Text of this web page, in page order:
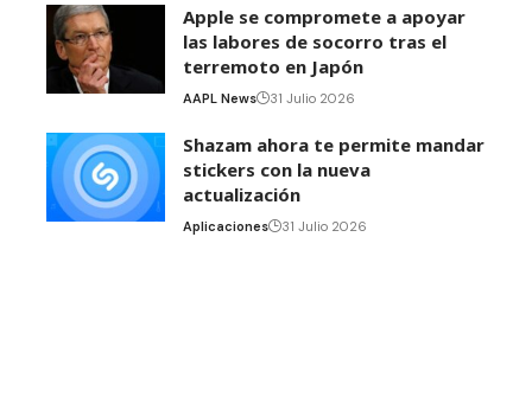
Apple se compromete a apoyar
las labores de socorro tras el
terremoto en Japón
AAPL News 31 Julio 2026
Shazam ahora te permite mandar
stickers con la nueva
actualización
Aplicaciones 31 Julio 2026